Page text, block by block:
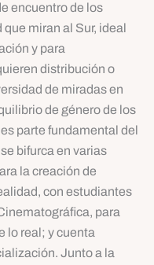
encuentro de los
miran al Sur, ideal
y para
distribución o
de miradas en
de género de los
parte fundamental del
bifurca en varias
la creación de
con estudiantes
para
lo real; y cuenta
Junto a la